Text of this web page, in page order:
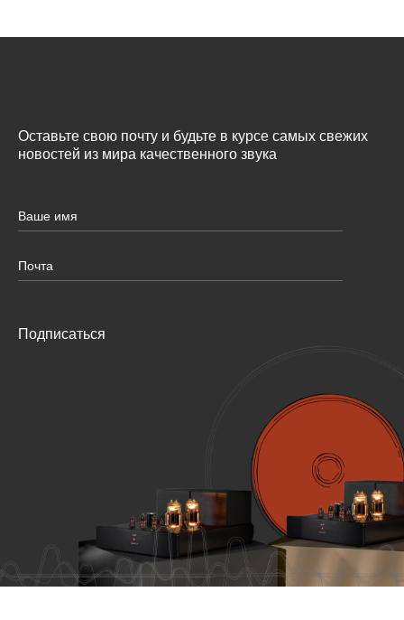
Оставьте свою почту и будьте в курсе самых свежих
новостей из мира качественного звука
Подписаться